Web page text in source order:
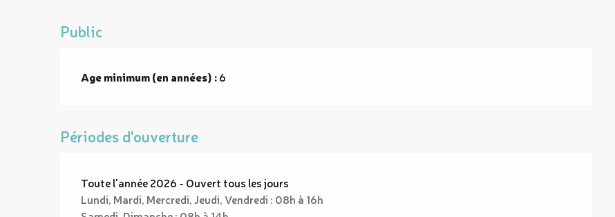
Public
Age minimum (en années) :6
Périodes d'ouverture
Toute l'année 2026 - Ouvert tous les jours
Lundi, Mardi, Mercredi, Jeudi, Vendredi : 08h à 16h